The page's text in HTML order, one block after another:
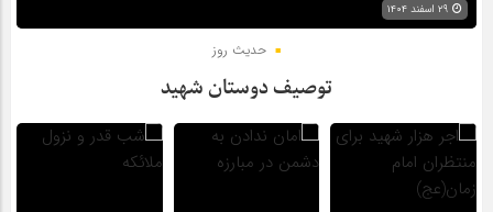
حدیث روز
توصیف دوستان شهید